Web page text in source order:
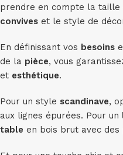
prendre en compte la taille
convives et le style de
En définissant vos besoins
de la pièce, vous
et esthétique.
Pour un style scandinave,
aux lignes épurées. Pour un
table en bois brut avec des